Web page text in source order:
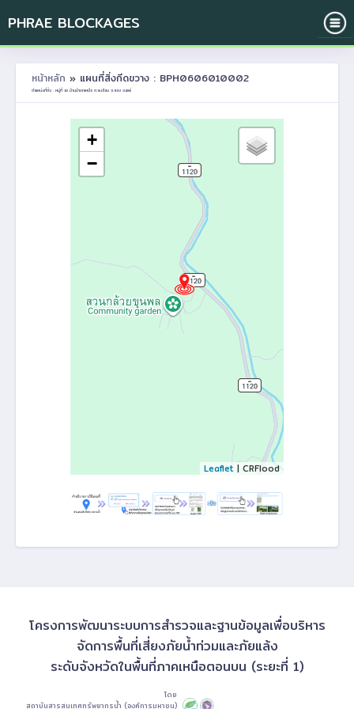
PHRAE BLOCKAGES
หน้าหลัก » แผนที่สิ่งกีดขวาง : BPH0606010002
ตำแหน่งที่ตั้ง : หมู่ที่ 10 บ้านป่าเลาเหนือ ต.สะเอียบ อ.สอง จ.แพร่
+
−
Leaflet | CRFlood
โครงการพัฒนาระบบการสำรวจและฐานข้อมูลเพื่อบริหาร
จัดการพื้นที่เสี่ยงภัยน้ำท่วมและภัยแล้ง
ระดับจังหวัดในพื้นที่ภาคเหนือตอนบน (ระยะที่ 1)
โดย
สถาบันสารสนเทศทรัพยากรน้ำ (องค์การมหาชน)